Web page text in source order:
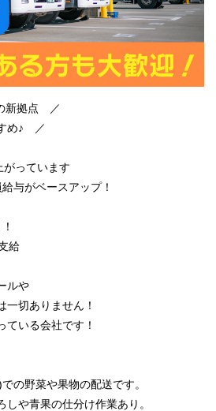
新拠点 ／
め♪ ／
っています
与がベースアップ！
給
ルや
一切ありません！
ている会社です！
の野菜や果物の配送です。
や青果の仕分け作業あり。